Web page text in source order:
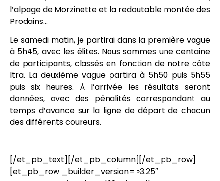
l’alpage de Morzinette et la redoutable montée des
Prodains…
Le samedi matin, je partirai dans la première vague
à 5h45, avec les élites. Nous sommes une centaine
de participants, classés en fonction de notre côte
Itra. La deuxième vague partira à 5h50 puis 5h55
puis six heures. À l’arrivée les résultats seront
données, avec des pénalités correspondant au
temps d’avance sur la ligne de départ de chacun
des différents coureurs.
[/et_pb_text][/et_pb_column][/et_pb_row]
[et_pb_row _builder_version= »3.25″